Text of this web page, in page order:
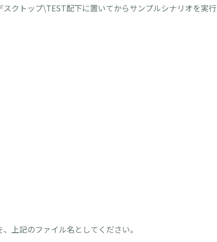
クトップ\TEST配下に置いてからサンプルシナリオを実行
上記のファイル名としてください。